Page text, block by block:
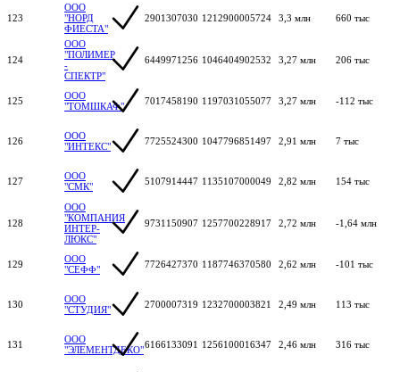
123
ООО
"НОРД
ФИЕСТА"
2901307030 1212900005724 3,3 млн 660 тыс
124
ООО
"ПОЛИМЕР
-
СПЕКТР"
6449971256 1046404902532 3,27 млн 206 тыс
125
ООО
"ТОМШКАФ"
7017458190 1197031055077 3,27 млн -112 тыс
126
ООО
"ИНТЕКС"
7725524300 1047796851497 2,91 млн 7 тыс
127
ООО
"СМК"
5107914447 1135107000049 2,82 млн 154 тыс
128
ООО
"КОМПАНИЯ
ИНТЕР-
ЛЮКС"
9731150907 1257700228917 2,72 млн -1,64 млн
129
ООО
"СЕФФ"
7726427370 1187746370580 2,62 млн -101 тыс
130
ООО
"СТУДИЯ"
2700007319 1232700003821 2,49 млн 113 тыс
131
ООО
"ЭЛЕМЕНТДЕКО"6166133091 1256100016347 2,46 млн 316 тыс